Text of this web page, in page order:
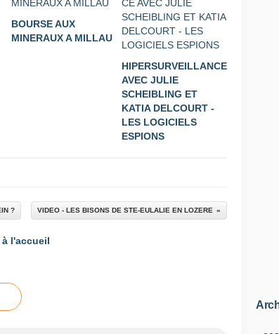
BOURSE AUX
MINERAUX A MILLAU
HIPERSURVEILLANCE
AVEC JULIE
SCHEIBLING ET
KATIA DELCOURT -
LES LOGICIELS
ESPIONS
? VIDEO - LES BISONS DE STE-EULALIE EN LOZERE
à l'accueil